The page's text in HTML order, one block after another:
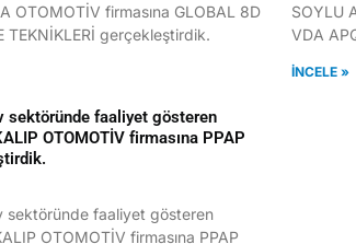
OTOMOTİV firmasına GLOBAL 8D
TEKNİKLERİ gerçekleştirdik.
SOYLU
VDA
İNCELE »
sektöründe faaliyet gösteren
OTOMOTİV firmasına PPAP
sektöründe faaliyet gösteren
OTOMOTİV firmasına PPAP